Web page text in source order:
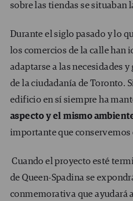
sobre las tiendas se situaban
Durante el siglo pasado y lo
los comercios de la calle han
adaptarse a las necesidades
de la ciudadanía de Toronto.
edificio en sí siempre ha
aspecto y el mismo
importante que conservemos
Cuando el proyecto esté
de Queen-Spadina se
conmemorativa que ayudará